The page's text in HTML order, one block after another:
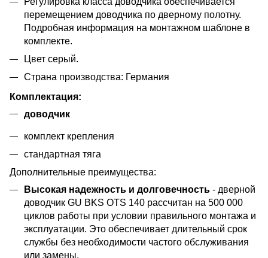
перемещением доводчика по дверному полотну.
Подробная информация на монтажном шаблоне в
комплекте.
Цвет серый.
Страна производства: Германия
Комплектация:
доводчик
комплект крепления
стандартная тяга
Дополнительные преимущества:
Высокая надежность и долговечность - дверной
доводчик GU BKS OTS 140 рассчитан на 500 000
циклов работы при условии правильного монтажа и
эксплуатации. Это обеспечивает длительный срок
службы без необходимости частого обслуживания
или замены.